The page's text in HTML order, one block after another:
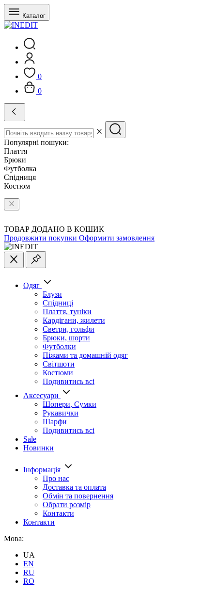
Каталог
0
0
Популярні пошуки:
Плаття
Брюки
Футболка
Спідниця
Костюм
ТОВАР ДОДАНО В КОШИК
Продовжити покупки Оформити замовлення
Одяг
Блузи
Спідниці
Плаття, туніки
Кардігани, жилети
Светри, гольфи
Брюки, шорти
Футболки
Піжами та домашній одяг
Світшоти
Костюми
Подивитись всі
Аксесуари
Шопери, Сумки
Рукавички
Шарфи
Подивитись всі
Sale
Новинки
Інформація
Про нас
Доставка та оплата
Обмін та повернення
Обрати розмір
Контакти
Контакти
Мова:
UA
EN
RU
RO